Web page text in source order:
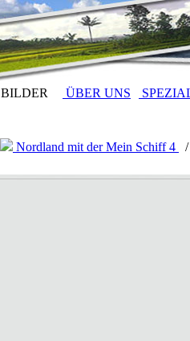
BILDER ÜBER UNS
Nordland mit der Mein Schiff 4